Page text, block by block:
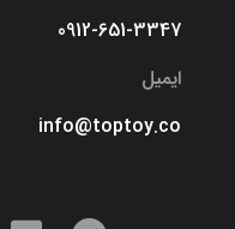
0912-651-3347
ایمیل
info@toptoy.co